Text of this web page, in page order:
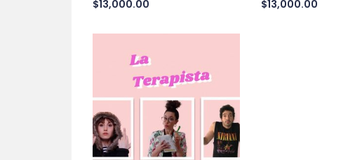
$13,000.00
$13,000.00